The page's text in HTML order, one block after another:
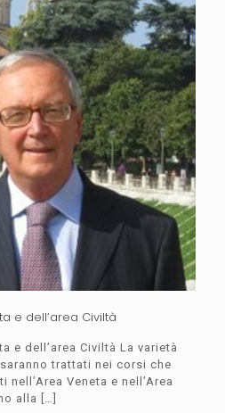
e dell’area Civiltà
e dell’area Civiltà La varietà
trattati nei corsi che
Veneta e nell’Area
alla